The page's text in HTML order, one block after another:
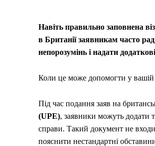
Навіть правильно заповнена
в Британії заявникам часто
непорозумінь і надати
Коли це може допомогти у вашій
Під час подання заяв на
(UPE), заявники можуть додати
справи. Такий документ не
пояснити нестандартні